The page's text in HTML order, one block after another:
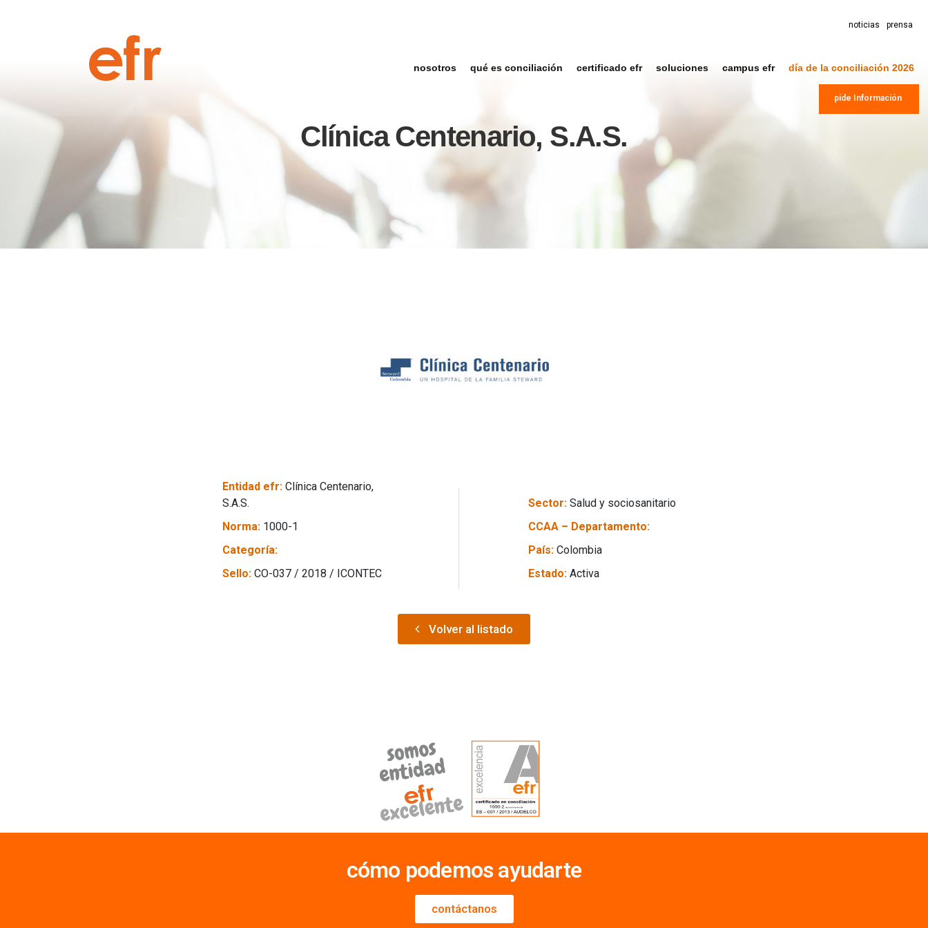
noticias prensa
nosotros qué es conciliación certificado efr soluciones campus efr día de la conciliación 2026
pide Información
Clínica Centenario, S.A.S.
Entidad efr: Clínica Centenario,
S.A.S.
Norma: 1000-1
Categoría:
Sello: CO-037 / 2018 / ICONTEC
Sector: Salud y sociosanitario
CCAA – Departamento:
País: Colombia
Estado: Activa
Volver al listado
cómo podemos ayudarte
contáctanos